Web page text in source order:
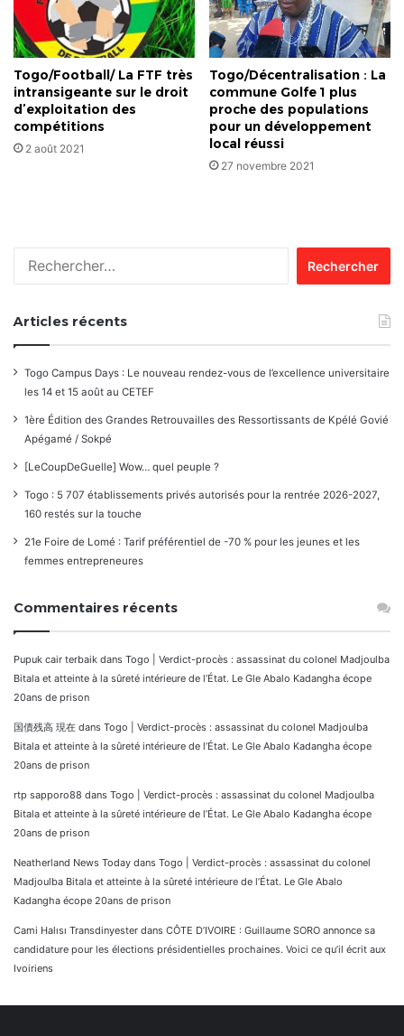
Togo/Football/ La FTF très
intransigeante sur le droit
d’exploitation des
compétitions
2 août 2021
Togo/Décentralisation : La
commune Golfe 1 plus
proche des populations
pour un développement
local réussi
27 novembre 2021
Articles récents
Togo Campus Days : Le nouveau rendez-vous de l’excellence universitaire
les 14 et 15 août au CETEF
1ère Édition des Grandes Retrouvailles des Ressortissants de Kpélé Govié
Apégamé / Sokpé
[LeCoupDeGuelle] Wow… quel peuple ?
Togo : 5 707 établissements privés autorisés pour la rentrée 2026-2027,
160 restés sur la touche
21e Foire de Lomé : Tarif préférentiel de -70 % pour les jeunes et les
femmes entrepreneures
Commentaires récents
Pupuk cair terbaik dans Togo | Verdict-procès : assassinat du colonel Madjoulba
Bitala et atteinte à la sûreté intérieure de l’État. Le Gle Abalo Kadangha écope
20ans de prison
国債残高 現在 dans Togo | Verdict-procès : assassinat du colonel Madjoulba
Bitala et atteinte à la sûreté intérieure de l’État. Le Gle Abalo Kadangha écope
20ans de prison
rtp sapporo88 dans Togo | Verdict-procès : assassinat du colonel Madjoulba
Bitala et atteinte à la sûreté intérieure de l’État. Le Gle Abalo Kadangha écope
20ans de prison
Neatherland News Today dans Togo | Verdict-procès : assassinat du colonel
Madjoulba Bitala et atteinte à la sûreté intérieure de l’État. Le Gle Abalo
Kadangha écope 20ans de prison
Cami Halısı Transdinyester dans CÔTE D’IVOIRE : Guillaume SORO annonce sa
candidature pour les élections présidentielles prochaines. Voici ce qu’il écrit aux
Ivoiriens